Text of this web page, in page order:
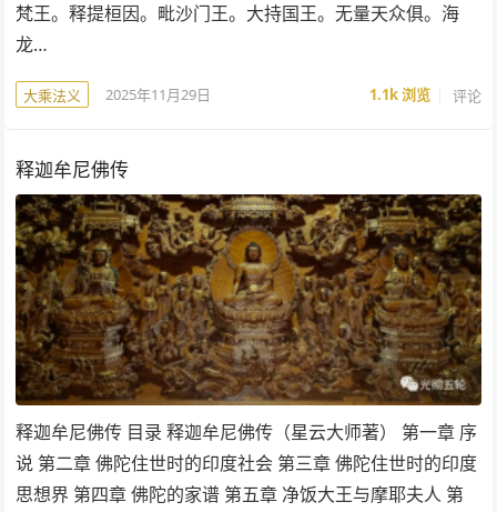
梵王。释提桓因。毗沙门王。大持国王。无量天众俱。海
龙…
大乘法义 2025年11月29日 1.1k浏览 评论
释迦牟尼佛传
释迦牟尼佛传 目录 释迦牟尼佛传（星云大师著） 第一章 序
说 第二章 佛陀住世时的印度社会 第三章 佛陀住世时的印度
思想界 第四章 佛陀的家谱 第五章 净饭大王与摩耶夫人 第